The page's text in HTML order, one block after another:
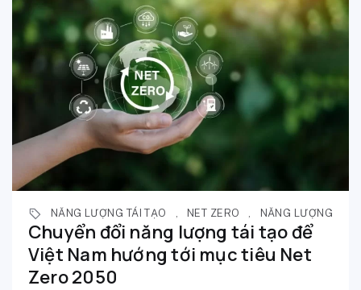
NĂNG LƯỢNG TÁI TẠO , NET ZERO , NĂNG LƯỢNG
Chuyển đổi năng lượng tái tạo để
Việt Nam hướng tới mục tiêu Net
Zero 2050